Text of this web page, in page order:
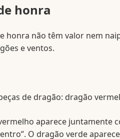
honra
honra não têm valor nem
e ventos.
de dragão: dragão
aparece juntamente
O dragão verde